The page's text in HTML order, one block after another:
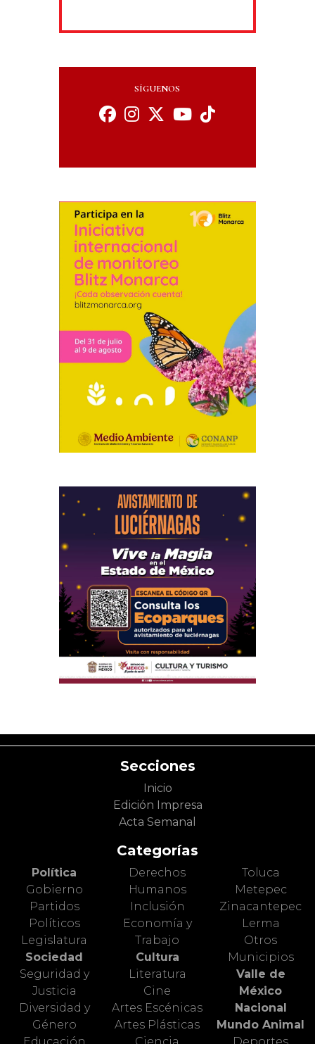
SÍGUENOS
Secciones
Inicio
Edición Impresa
Acta Semanal
Categorías
Política
Gobierno
Partidos
Políticos
Legislatura
Sociedad
Seguridad y
Justicia
Diversidad y
Género
Derechos
Humanos
Inclusión
Economía y
Trabajo
Cultura
Literatura
Cine
Artes Escénicas
Artes Plásticas
Toluca
Metepec
Zinacantepec
Lerma
Otros
Municipios
Valle de
México
Nacional
Mundo Animal